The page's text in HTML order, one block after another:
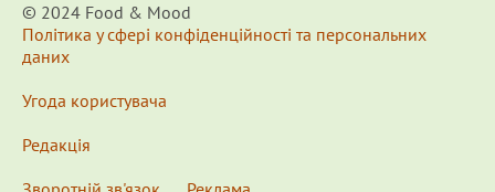
© 2024 Food & Мood
Політика у сфері конфіденційності та персональних
даних
Угода користувача
Редакція